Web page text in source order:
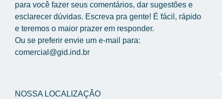
para você fazer seus comentários, dar sugestões e
esclarecer dúvidas. Escreva pra gente! É fácil, rápido
e teremos o maior prazer em responder.
Ou se preferir envie um e-mail para:
comercial@gid.ind.br
NOSSA LOCALIZAÇÃO